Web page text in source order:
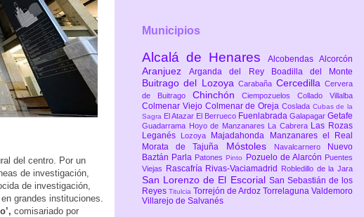
del centro. Por un
de investigación,
de investigación,
grandes instituciones.
comisariado por
Municipios
Alcalá de Henares Alcobendas Alcorcón
AranjuezArganda del Rey Boadilla del Monte
Buitrago del LozoyaCarabaña CercedillaCervera
de Buitrago ChinchónCiempozuelosCollado Villalba
Colmenar Viejo Colmenar de Oreja Coslada Cubas de la
Sagra El Atazar El Berrueco Fuenlabrada Galapagar Getafe
Guadarrama Hoyo de Manzanares La Cabrera Las Rozas
Leganés
Lozoya Majadahonda
Manzanares el Real
Morata de Tajuña Móstoles Navalcarnero
Nuevo
Baztán Parla PatonesPinto Pozuelo de Alarcón Puentes
Viejas
Rascafría Rivas-Vaciamadrid Robledillo de la Jara
San Lorenzo de El Escorial San Sebastián de los
Reyes Titulcia Torrejón de Ardoz Torrelaguna Valdemoro
Villarejo de Salvanés